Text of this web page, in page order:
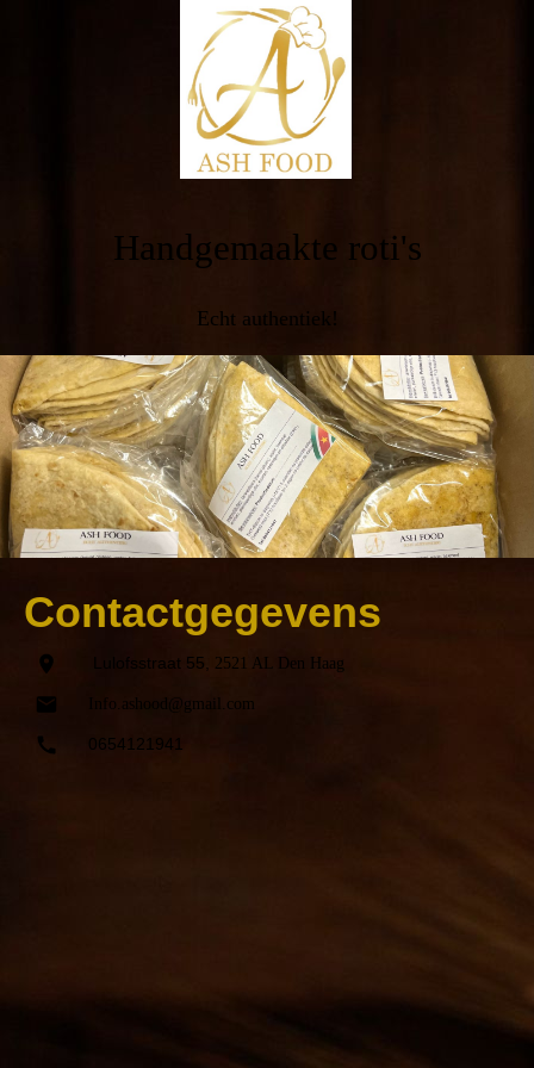
Handgemaakte roti's
Echt authentiek!
Contactgegevens
Lulofsstraat 55, 2521 AL Den Haag
Info.ashood@gmail.com
0654121941